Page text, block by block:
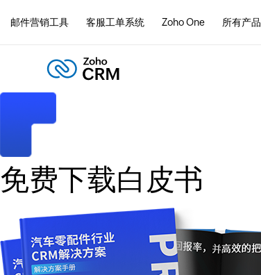
邮件营销工具 客服工单系统 Zoho One 所有产品
免费下载白皮书